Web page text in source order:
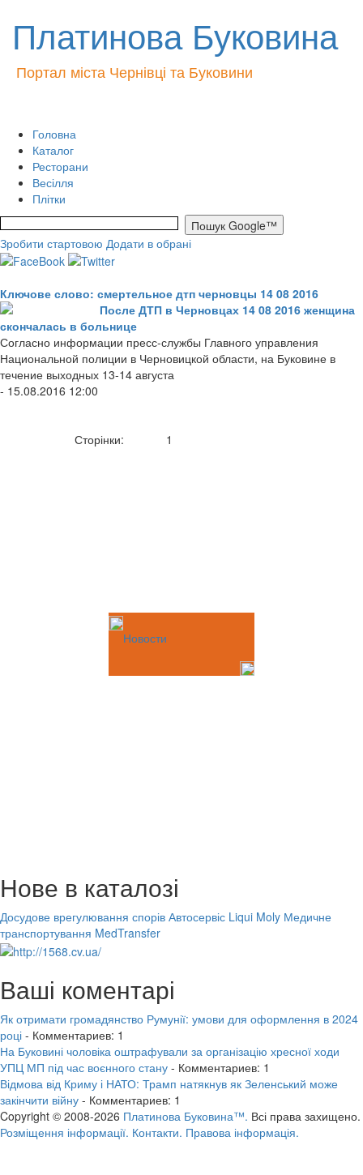
Платинова Буковина
Портал міста Чернівці та Буковини
Головна
Каталог
Ресторани
Весілля
Плітки
Зробити стартовою Додати в обрані
Ключове слово: смертельное дтп черновцы 14 08 2016
После ДТП в Черновцах 14 08 2016 женщина
скончалась в больнице
Согласно информации пресс-службы Главного управления
Национальной полиции в Черновицкой области, на Буковине в
течение выходных 13-14 августа
- 15.08.2016 12:00
Сторінки: 1
Новости
Нове в каталозі
Досудове врегулювання спорів Автосервіс Liqui Moly Медичне
транспортування MedTransfer
Ваші коментарі
Як отримати громадянство Румунії: умови для оформлення в 2024
році - Комментариев: 1
На Буковині чоловіка оштрафували за організацію хресної ходи
УПЦ МП під час воєнного стану - Комментариев: 1
Відмова від Криму і НАТО: Трамп натякнув як Зеленський може
закінчити війну - Комментариев: 1
Copyright © 2008-2026 Платинова Буковина™. Всі права захищено.
Розміщення інформації. Контакти. Правова інформація.